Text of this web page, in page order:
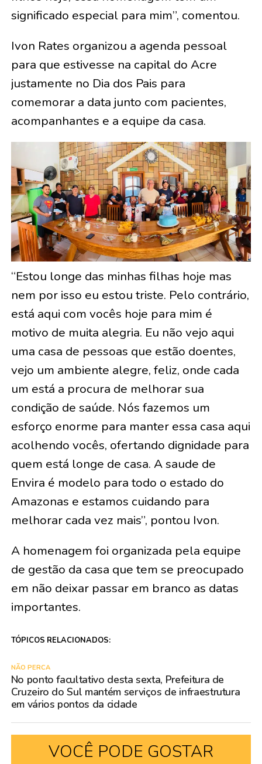
significado especial para mim”, comentou.
Ivon Rates organizou a agenda pessoal
para que estivesse na capital do Acre
justamente no Dia dos Pais para
comemorar a data junto com pacientes,
acompanhantes e a equipe da casa.
“Estou longe das minhas filhas hoje mas
nem por isso eu estou triste. Pelo contrário,
está aqui com vocês hoje para mim é
motivo de muita alegria. Eu não vejo aqui
uma casa de pessoas que estão doentes,
vejo um ambiente alegre, feliz, onde cada
um está a procura de melhorar sua
condição de saúde. Nós fazemos um
esforço enorme para manter essa casa aqui
acolhendo vocês, ofertando dignidade para
quem está longe de casa. A saude de
Envira é modelo para todo o estado do
Amazonas e estamos cuidando para
melhorar cada vez mais”, pontou Ivon.
A homenagem foi organizada pela equipe
de gestão da casa que tem se preocupado
em não deixar passar em branco as datas
importantes.
TÓPICOS RELACIONADOS:
NÃO PERCA
No ponto facultativo desta sexta, Prefeitura de
Cruzeiro do Sul mantém serviços de infraestrutura
em vários pontos da cidade
VOCÊ PODE GOSTAR